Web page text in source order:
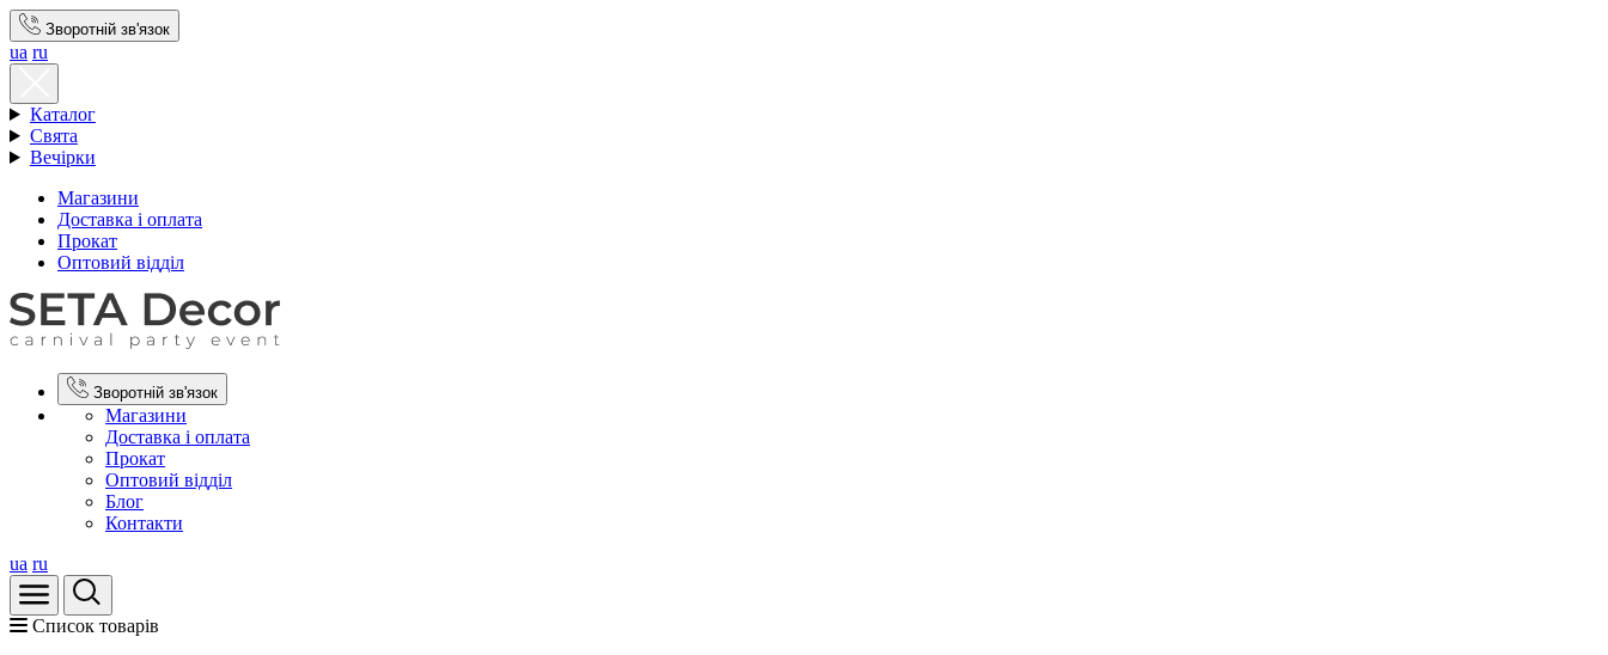
Зворотній зв'язок
ua ru
Каталог
Свята
Вечірки
Магазини
Доставка і оплата
Прокат
Оптовий відділ
Зворотній зв'язок
Магазини
Доставка і оплата
Прокат
Оптовий відділ
Блог
Контакти
ua ru
Список товарів